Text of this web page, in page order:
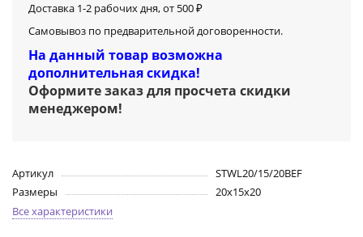
Доставка 1-2 рабочих дня, от 500 ₽
Самовывоз по предварительной договоренности.
На данный товар возможна
дополнительная скидка!
Оформите заказ для просчета скидки
менеджером!
Артикул
STWL20/15/20BEF
Размеры
20х15х20
Все характеристики